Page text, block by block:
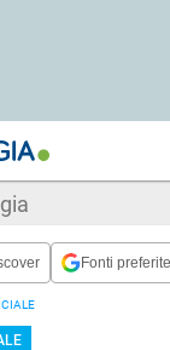
Fonti preferite